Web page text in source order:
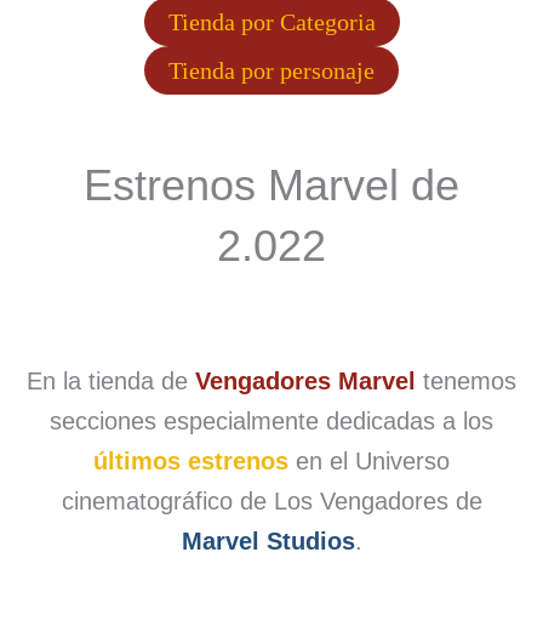
Tienda por Categoria
Tienda por personaje
Estrenos Marvel de
2.022
En la tienda de Vengadores Marvel tenemos
secciones especialmente dedicadas a los
últimos estrenos en el Universo
cinematográfico de Los Vengadores de
Marvel Studios.